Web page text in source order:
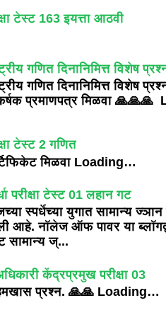
टेस्ट 163 इयत्ता आठवी
गणित दिनानिमित्त विशेष
गणित दिनानिमित्त विशेष
प्रमाणपत्र मिळवा
टेस्ट 2 गणित
मिळवा Loading…
परीक्षा टेस्ट 01 लहान गट
स्पर्धेच्या युगात सामान्य ज्ञान
आहे. नॉलेज ऑफ पावर या
सामान्य ज्...
केंद्रप्रमुख परीक्षा 03
हमखास प्रश्न. 🙏🙏 Loading…